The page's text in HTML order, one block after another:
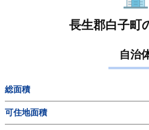
長生郡白子町
自治
総面積
可住地面積